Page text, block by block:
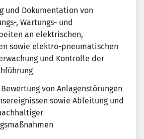
und Dokumentation von
, Wartungs- und
an elektrischen,
sowie elektro-pneumatischen
und Kontrolle der
von Anlagenstörungen
sowie Ableitung und